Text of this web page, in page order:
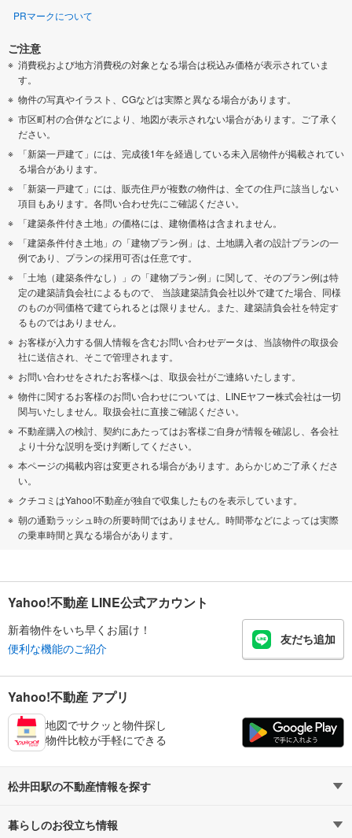
PRマークについて
ご注意
消費税および地方消費税の対象となる場合は税込み価格が表示されていま
す。
物件の写真やイラスト、CGなどは実際と異なる場合があります。
市区町村の合併などにより、地図が表示されない場合があります。ご了承く
ださい。
「新築一戸建て」には、完成後1年を経過している未入居物件が掲載されてい
る場合があります。
「新築一戸建て」には、販売住戸が複数の物件は、全ての住戸に該当しない
項目もあります。各問い合わせ先にご確認ください。
「建築条件付き土地」の価格には、建物価格は含まれません。
「建築条件付き土地」の「建物プラン例」は、土地購入者の設計プランの一
例であり、プランの採用可否は任意です。
「土地（建築条件なし）」の「建物プラン例」に関して、そのプラン例は特
定の建築請負会社によるもので、 当該建築請負会社以外で建てた場合、同様
のものが同価格で建てられるとは限りません。また、建築請負会社を特定す
るものではありません。
お客様が入力する個人情報を含むお問い合わせデータは、当該物件の取扱会
社に送信され、そこで管理されます。
お問い合わせをされたお客様へは、取扱会社がご連絡いたします。
物件に関するお客様のお問い合わせについては、LINEヤフー株式会社は一切
関与いたしません。取扱会社に直接ご確認ください。
不動産購入の検討、契約にあたってはお客様ご自身が情報を確認し、各会社
より十分な説明を受け判断してください。
本ページの掲載内容は変更される場合があります。あらかじめご了承くださ
い。
クチコミはYahoo!不動産が独自で収集したものを表示しています。
朝の通勤ラッシュ時の所要時間ではありません。時間帯などによっては実際
の乗車時間と異なる場合があります。
Yahoo!不動産 LINE公式アカウント
新着物件をいち早くお届け！
便利な機能のご紹介
友だち追加
Yahoo!不動産 アプリ
地図でサクッと物件探し
物件比較が手軽にできる
松井田駅の不動産情報を探す
不動産・住宅
暮らしのお役立ち情報